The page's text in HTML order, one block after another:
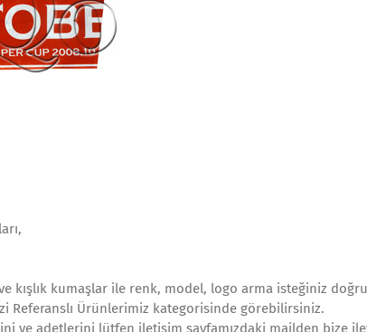
kışlık kumaşlar ile renk, model, logo arma isteğiniz
Referanslı Ürünlerimiz kategorisinde görebilirsiniz.
ve adetlerini lütfen iletişim sayfamızdaki mailden bize